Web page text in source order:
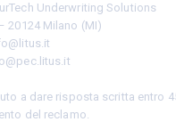
Underwriting Solutions
20124 Milano (MI)
a dare risposta scritta entro
del reclamo.